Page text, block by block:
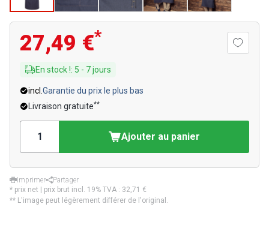
27,49 €*
En stock !: 5 - 7jours
incl. Garantie du prix le plus bas
Livraison gratuite**
Ajouter au panier
Imprimer
Partager
* prix net | prix brut incl. 19% TVA : 32,71 €
** L'image peut légèrement différer de l'original.